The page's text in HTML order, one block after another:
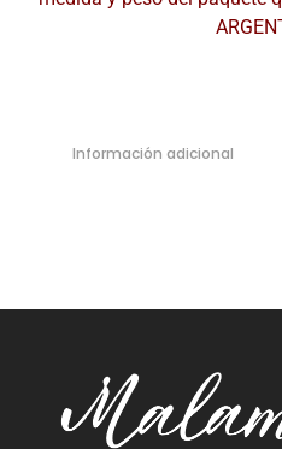
Información adicional